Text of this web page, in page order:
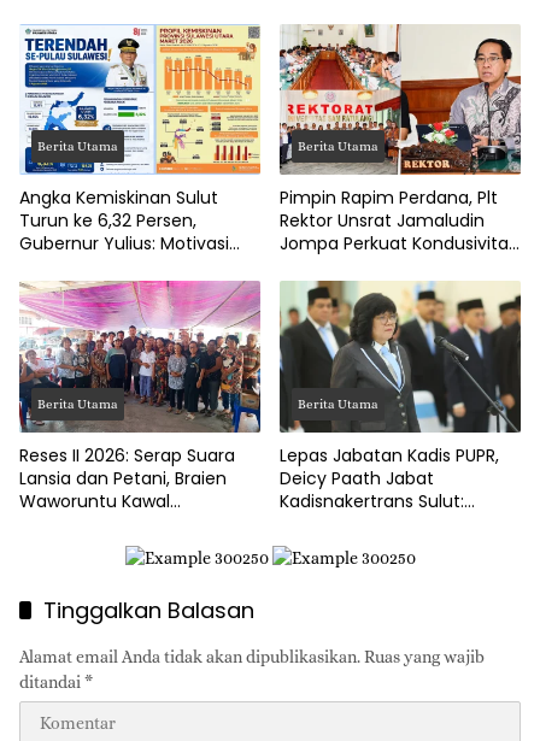
DPRD Manado
Hingga Jalan Tani Rp214
Juta
Berita Utama
Angka Kemiskinan Sulut
Turun ke 6,32 Persen,
Gubernur Yulius: Motivasi
Berita Utama
Pimpin Rapim Perdana, Plt
Rektor Unsrat Jamaludin
Jompa Perkuat Kondusivitas
Berita Utama
Reses II 2026: Serap Suara
Lansia dan Petani, Braien
Waworuntu Kawal
Berita Utama
Lepas Jabatan Kadis PUPR,
Deicy Paath Jabat
Kadisnakertrans Sulut:
Benahi BLK!
Tinggalkan Balasan
Alamat email Anda tidak akan dipublikasikan.Ruas yang wajib
ditandai *